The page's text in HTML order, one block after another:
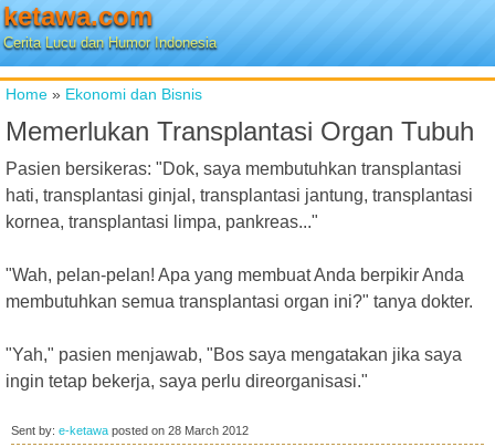
ketawa.com
Cerita Lucu dan Humor Indonesia
Home » Ekonomi dan Bisnis
Memerlukan Transplantasi Organ Tubuh
Pasien bersikeras: "Dok, saya membutuhkan transplantasi
hati, transplantasi ginjal, transplantasi jantung, transplantasi
kornea, transplantasi limpa, pankreas..."
"Wah, pelan-pelan! Apa yang membuat Anda berpikir Anda
membutuhkan semua transplantasi organ ini?" tanya dokter.
"Yah," pasien menjawab, "Bos saya mengatakan jika saya
ingin tetap bekerja, saya perlu direorganisasi."
Sent by: e-ketawa posted on 28 March 2012